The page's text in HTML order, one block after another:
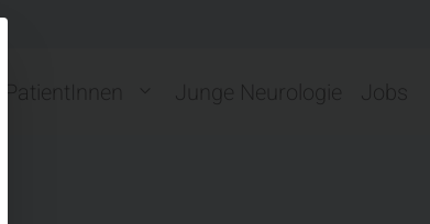
PatientInnen Junge Neurologie Jobs
Button wird der Dialog geschlossen. Seine Funktionalität ist